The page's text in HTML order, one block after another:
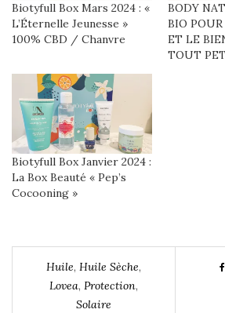
Biotyfull Box Mars 2024 : «
L’Éternelle Jeunesse »
100% CBD / Chanvre
BODY
BIO
ET LE
TOUT
Biotyfull Box Janvier 2024 :
La Box Beauté « Pep’s
Cocooning »
Huile, Huile Sèche,
Lovea, Protection,
Solaire